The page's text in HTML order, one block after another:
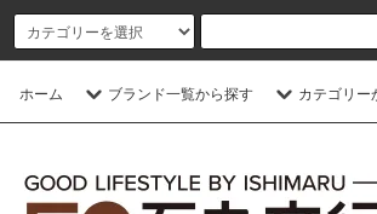
ホーム ブランド一覧から探す カテゴリー